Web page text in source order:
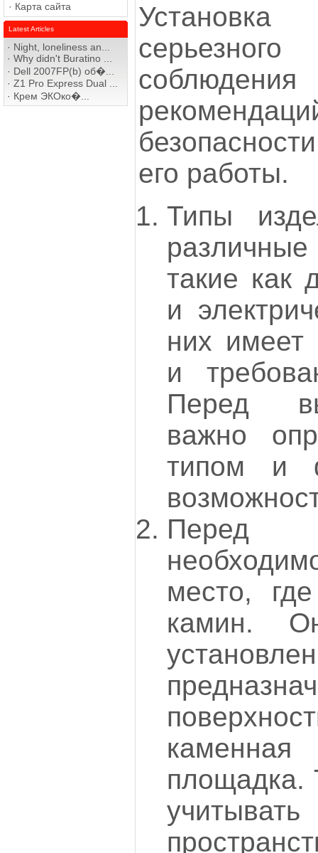
· Карта сайта
Latest Articles
· Night, loneliness an...
· Why didn't Buratino ...
· Dell 2007FP(b) об�...
· Z1 Pro Express Dual ...
· Крем ЭКОко�...
Установка
его работы.
Типы
такие как
и
них имеет
и
Перед
важно
типом и
Перед
место,
камин.
площадка.